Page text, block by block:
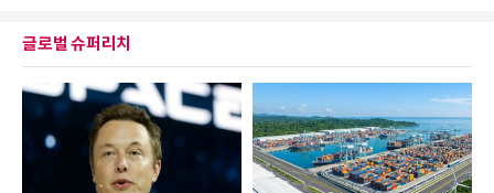
글로벌 슈퍼리치